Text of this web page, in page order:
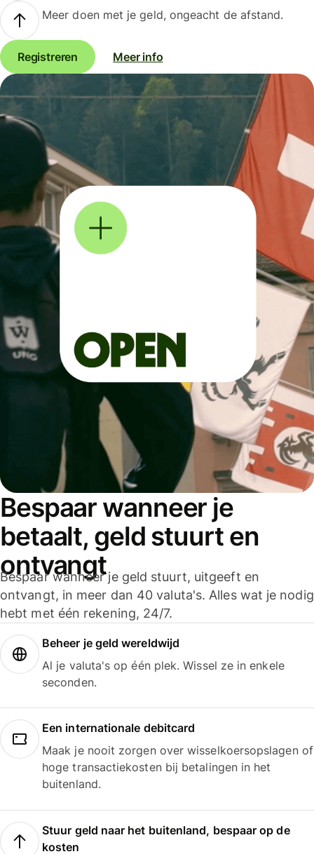
Meer doen met je geld, ongeacht de afstand.
Registreren Meer info
Bespaar wanneer je
betaalt, geld stuurt en
ontvangt
Bespaar wanneer je geld stuurt, uitgeeft en
ontvangt, in meer dan 40 valuta's. Alles wat je nodig
hebt met één rekening, 24/7.
Beheer je geld wereldwijd
Al je valuta's op één plek. Wissel ze in enkele
seconden.
Een internationale debitcard
Maak je nooit zorgen over wisselkoersopslagen of
hoge transactiekosten bij betalingen in het
buitenland.
Stuur geld naar het buitenland, bespaar op de
kosten